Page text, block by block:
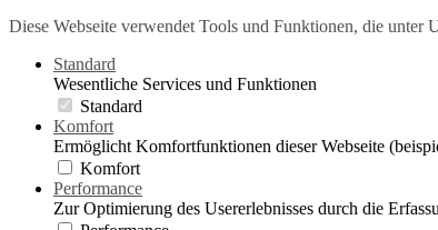
Diese Webseite verwendet Tools und Funktionen, die unter
Standard
Wesentliche Services und Funktionen
Standard
Komfort
Ermöglicht Komfortfunktionen dieser Webseite
Komfort
Performance
Zur Optimierung des Usererlebnisses durch die